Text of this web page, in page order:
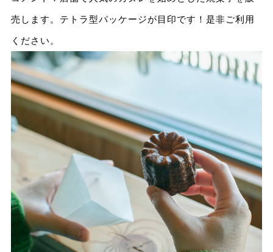
売します。テトラ型パッケージが目印です！是非ご利用
ください。